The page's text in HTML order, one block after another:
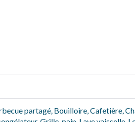
partagé Bouilloire Cafetière